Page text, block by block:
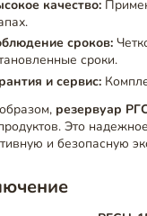
качество:
сроков:
сроки.
и сервис:
резервуар
Это
и безопасную